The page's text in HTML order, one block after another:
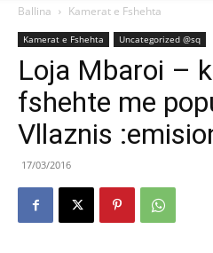
Ballina Kamerat e Fshehta
Kamerat e Fshehta Uncategorized @sq
Loja Mbaroi –
fshehte me
Vllaznis
17/03/2016